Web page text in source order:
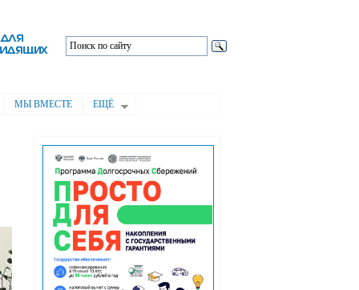
МЫ ВМЕСТЕ ЕЩЁ